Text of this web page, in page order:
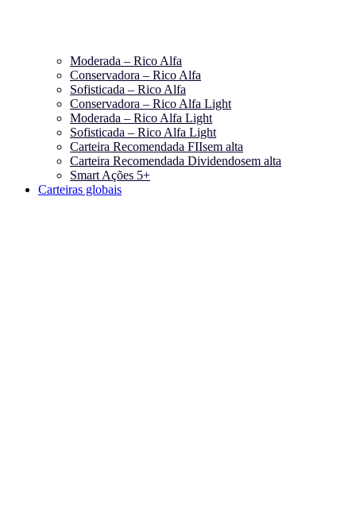
Moderada – Rico Alfa
Conservadora – Rico Alfa
Sofisticada – Rico Alfa
Conservadora – Rico Alfa Light
Moderada – Rico Alfa Light
Sofisticada – Rico Alfa Light
Carteira Recomendada FIIsem alta
Carteira Recomendada Dividendosem alta
Smart Ações 5+
Carteiras globais